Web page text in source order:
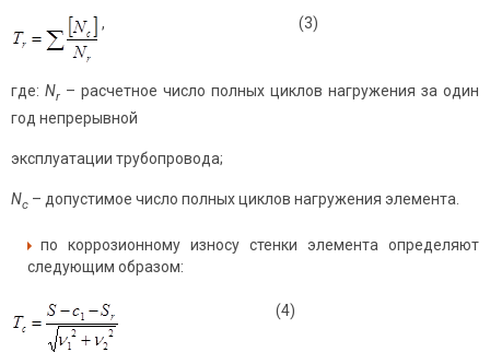
, (3)
где: Nr – расчетное число полных циклов нагружения за один
год непрерывной
эксплуатации трубопровода;
Nc – допустимое число полных циклов нагружения элемента.
по коррозионному износу стенки элемента определяют
следующим образом:
(4)